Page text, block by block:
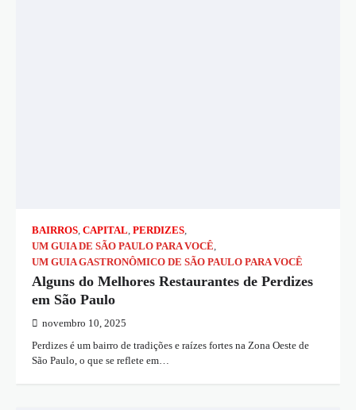
BAIRROS CAPITAL PERDIZES
UM GUIA DE SÃO PAULO PARA VOCÊ
UM GUIA GASTRONÔMICO DE SÃO PAULO PARA VOCÊ
Alguns do Melhores Restaurantes de Perdizes
em São Paulo
novembro 10, 2025
Perdizes é um bairro de tradições e raízes fortes na Zona Oeste de
São Paulo, o que se reflete em…